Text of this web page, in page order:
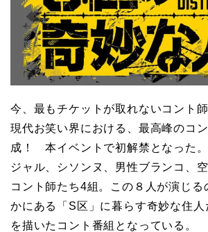
今、最もチケットが取れないコント師
現代お笑い界における、最高峰のコ
成！ 本イベントで初解禁となった
ジャル、シソンヌ、男性ブランコ、
コント師たち4組。この８人が演じる
かにある「S区」に暮らす奇妙な住人
を描いたコント番組となっている。